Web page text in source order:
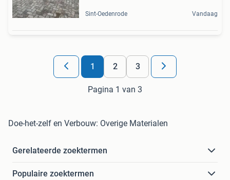
Sint-Oedenrode Vandaag
1 2 3
Pagina 1 van 3
Doe-het-zelf en Verbouw: Overige Materialen
Gerelateerde zoektermen
Populaire zoektermen